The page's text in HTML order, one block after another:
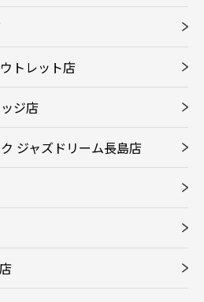
トレット店
ジ店
ジャズドリーム長島店